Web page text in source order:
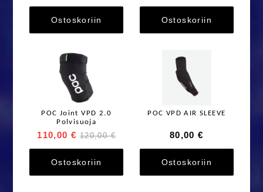
Ostoskoriin Ostoskoriin
POC Joint VPD 2.0
Polvisuoja
110,00 € 120,00 €
Ostoskoriin
POC VPD AIR SLEEVE
80,00 €
Ostoskoriin